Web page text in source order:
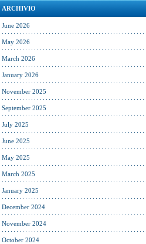
ARCHIVIO
June 2026
May 2026
March 2026
January 2026
November 2025
September 2025
July 2025
June 2025
May 2025
March 2025
January 2025
December 2024
November 2024
October 2024